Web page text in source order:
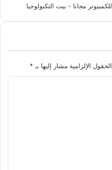
الحقول الإلزامية مشار إليها بـ *